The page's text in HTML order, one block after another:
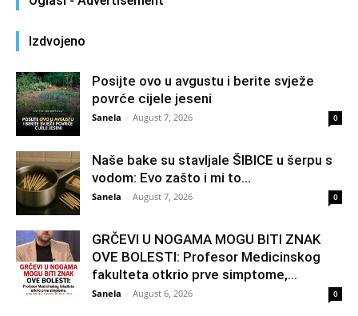
Izdvojeno
Posijte ovo u avgustu i berite svježe
povrće cijele jeseni
Sanela - August 7, 2026 0
Naše bake su stavljale ŠIBICE u šerpu s
vodom: Evo zašto i mi to...
Sanela - August 7, 2026 0
GRČEVI U NOGAMA MOGU BITI ZNAK
OVE BOLESTI: Profesor Medicinskog
fakulteta otkrio prve simptome,...
Sanela - August 6, 2026 0